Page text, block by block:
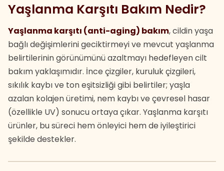
Yaşlanma Karşıtı Bakım Nedir?
Yaşlanma karşıtı (anti-aging) bakım, cildin yaşa
bağlı değişimlerini geciktirmeyi ve mevcut yaşlanma
belirtilerinin görünümünü azaltmayı hedefleyen cilt
bakım yaklaşımıdır. İnce çizgiler, kuruluk çizgileri,
sıkılık kaybı ve ton eşitsizliği gibi belirtiler; yaşla
azalan kolajen üretimi, nem kaybı ve çevresel hasar
(özellikle UV) sonucu ortaya çıkar. Yaşlanma karşıtı
ürünler, bu süreci hem önleyici hem de iyileştirici
şekilde destekler.